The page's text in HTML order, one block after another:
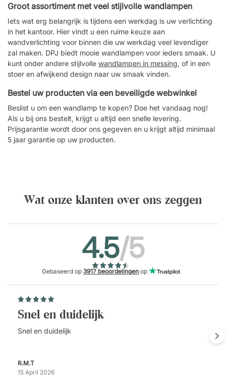
Groot assortiment met veel stijlvolle wandlampen
Iets wat erg belangrijk is tijdens een werkdag is uw verlichting
in het kantoor. Hier vindt u een ruime keuze aan
wandverlichting voor binnen die uw werkdag veel levendiger
zal maken. DPJ biedt mooie wandlampen voor ieders smaak. U
kunt onder andere stijlvolle wandlampen in messing, of in een
stoer en afwijkend design naar uw smaak vinden.
Bestel uw producten via een beveiligde webwinkel
Beslist u om een wandlamp te kopen? Doe het vandaag nog!
Als u bij ons bestelt, krijgt u altijd een snelle levering.
Prijsgarantie wordt door ons gegeven en u krijgt altijd minimaal
5 jaar garantie op uw producten.
Wat onze klanten over ons zeggen
4.5/5
Gebaseerd op3917 beoordelingen op
Snel en duidelijk
Snel en duidelijk
R.M.T
15 April 2026